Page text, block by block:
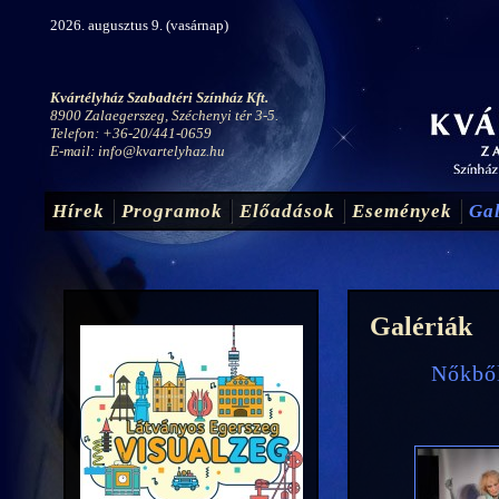
2026. augusztus 9. (vasárnap)
Kvártélyház Szabadtéri Színház Kft.
8900 Zalaegerszeg, Széchenyi tér 3-5.
Telefon: +36-20/441-0659
E-mail: info@kvartelyhaz.hu
Hírek Programok Előadások Események
Galériák